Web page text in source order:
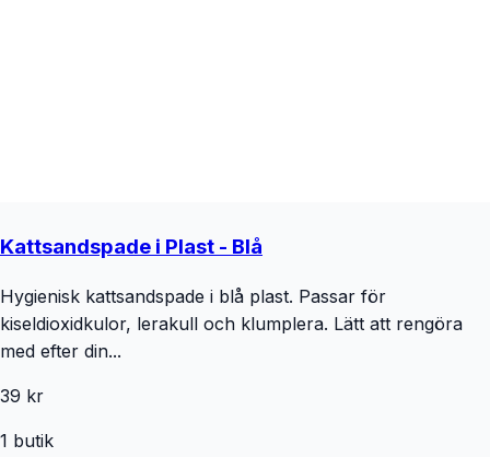
Kattsandspade i Plast - Blå
Hygienisk kattsandspade i blå plast. Passar för
kiseldioxidkulor, lerakull och klumplera. Lätt att rengöra
med efter din...
39 kr
1 butik